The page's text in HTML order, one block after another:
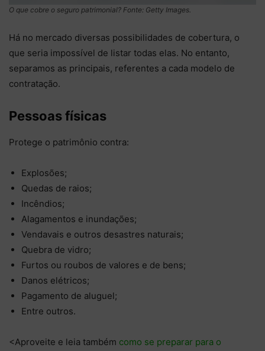
O que cobre o seguro patrimonial? Fonte: Getty Images.
Há no mercado diversas possibilidades de cobertura, o
que seria impossível de listar todas elas. No entanto,
separamos as principais, referentes a cada modelo de
contratação.
Pessoas físicas
Protege o patrimônio contra:
Explosões;
Quedas de raios;
Incêndios;
Alagamentos e inundações;
Vendavais e outros desastres naturais;
Quebra de vidro;
Furtos ou roubos de valores e de bens;
Danos elétricos;
Pagamento de aluguel;
Entre outros.
<Aproveite e leia também como se preparar para o